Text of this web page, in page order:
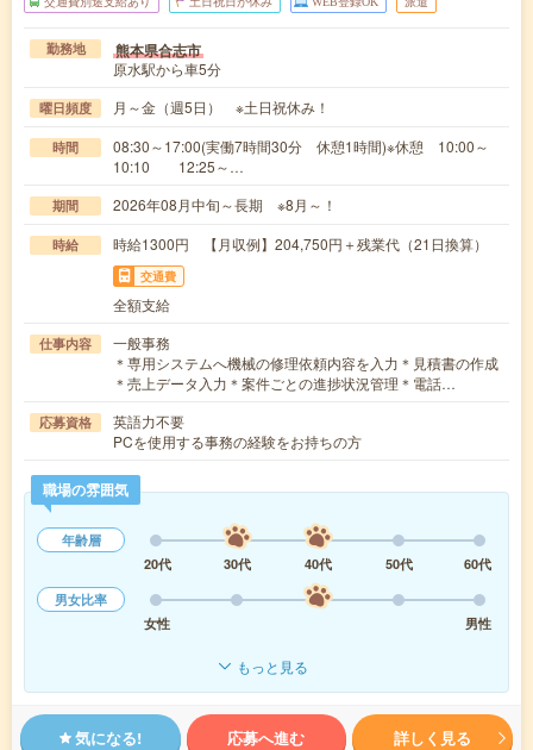
勤務地 熊本県合志市
原水駅から車5分
曜日頻度 月～金（週5日） ※土日祝休み！
時間
08:30～17:00(実働7時間30分 休憩1時間)※休憩 10:00～
10:10 12:25～…
期間 2026年08月中旬～長期 ※8月～！
時給 時給1300円 【月収例】204,750円＋残業代（21日換算）
交通費
全額支給
仕事内容
一般事務
＊専用システムへ機械の修理依頼内容を入力＊見積書の作成
＊売上データ入力＊案件ごとの進捗状況管理＊電話…
応募資格
英語力不要
PCを使用する事務の経験をお持ちの方
職場の雰囲気
年齢層
20代
30代 40代 50代
60代
男女比率
女性
男性
もっと見る
気になる! 応募へ進む 詳しく見る